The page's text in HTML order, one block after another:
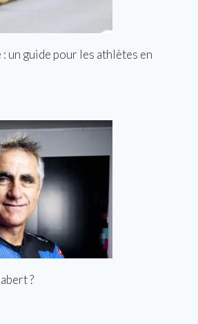
un guide pour les athlètes en
?